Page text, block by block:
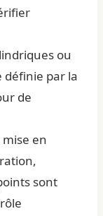
ou
définie par la
de
en
sont